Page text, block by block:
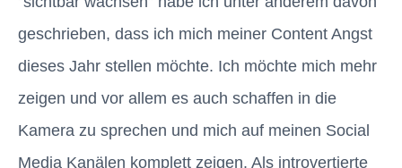
geschrieben, dass ich mich meiner Content Angst
dieses Jahr stellen möchte. Ich möchte mich mehr
zeigen und vor allem es auch schaffen in die
Kamera zu sprechen und mich auf meinen Social
Media Kanälen komplett zeigen. Als introvertierte